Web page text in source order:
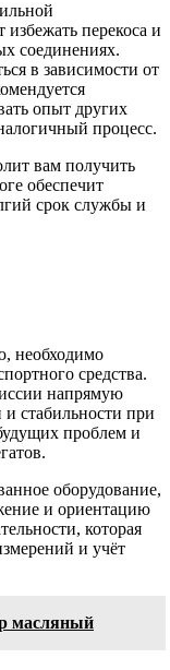
перекоса и
соединениях.
в зависимости от
опыт других
процесс.
вам получить
обеспечит
срок службы и
необходимо
средства.
напрямую
и стабильности при
проблем и
оборудование,
и ориентацию
которая
и учёт
масляный